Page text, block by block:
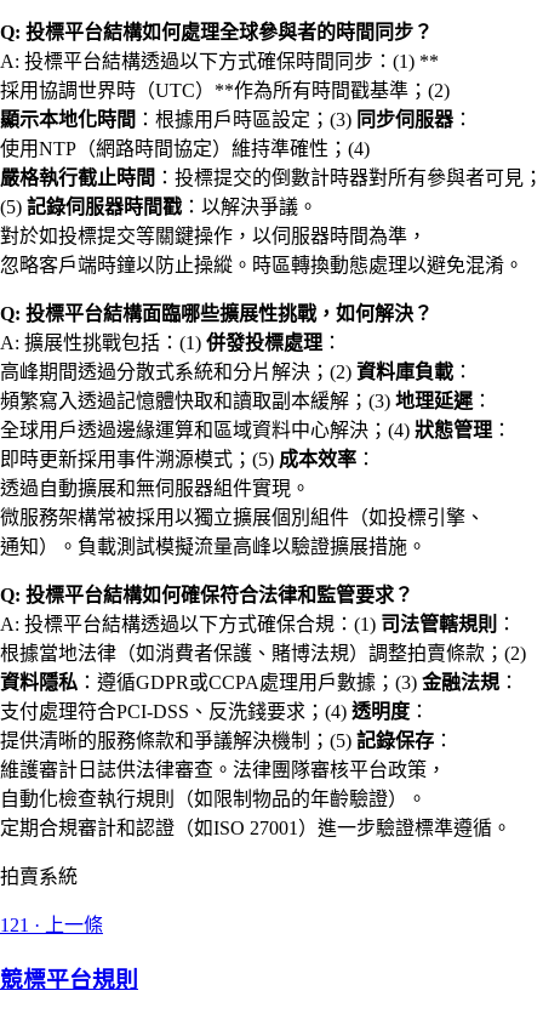
Q: 投標平台結構如何處理全球參與者的時間同步？
A: 投標平台結構透過以下方式確保時間同步：(1) **
採用協調世界時（UTC）**作為所有時間戳基準；(2)
顯示本地化時間 ：根據用戶時區設定；(3) 同步伺服器 ：
使用NTP（網路時間協定）維持準確性；(4)
嚴格執行截止時間 ：投標提交的倒數計時器對所有參與者可見；
(5) 記錄伺服器時間戳 ：以解決爭議。
對於如投標提交等關鍵操作，以伺服器時間為準，
忽略客戶端時鐘以防止操縱。時區轉換動態處理以避免混淆。
Q: 投標平台結構面臨哪些擴展性挑戰，如何解決？
A: 擴展性挑戰包括：(1) 併發投標處理 ：
高峰期間透過分散式系統和分片解決；(2) 資料庫負載 ：
頻繁寫入透過記憶體快取和讀取副本緩解；(3) 地理延遲 ：
全球用戶透過邊緣運算和區域資料中心解決；(4) 狀態管理 ：
即時更新採用事件溯源模式；(5) 成本效率 ：
透過自動擴展和無伺服器組件實現。
微服務架構常被採用以獨立擴展個別組件（如投標引擎、
通知）。負載測試模擬流量高峰以驗證擴展措施。
Q: 投標平台結構如何確保符合法律和監管要求？
A: 投標平台結構透過以下方式確保合規：(1) 司法管轄規則 ：
根據當地法律（如消費者保護、賭博法規）調整拍賣條款；(2)
資料隱私 ：遵循GDPR或CCPA處理用戶數據；(3) 金融法規 ：
支付處理符合PCI-DSS、反洗錢要求；(4) 透明度 ：
提供清晰的服務條款和爭議解決機制；(5) 記錄保存 ：
維護審計日誌供法律審查。法律團隊審核平台政策，
自動化檢查執行規則（如限制物品的年齡驗證）。
定期合規審計和認證（如ISO 27001）進一步驗證標準遵循。
拍賣系統
121 · 上一條
競標平台規則